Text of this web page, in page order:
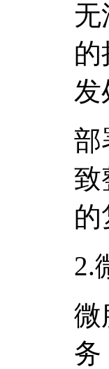
无
的
发
部
致
的
2.
微
务